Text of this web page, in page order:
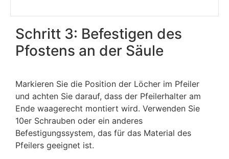
Schritt 3: Befestigen des
Pfostens an der Säule
Markieren Sie die Position der Löcher im Pfeiler
und achten Sie darauf, dass der Pfeilerhalter am
Ende waagerecht montiert wird. Verwenden Sie
10er Schrauben oder ein anderes
Befestigungssystem, das für das Material des
Pfeilers geeignet ist.